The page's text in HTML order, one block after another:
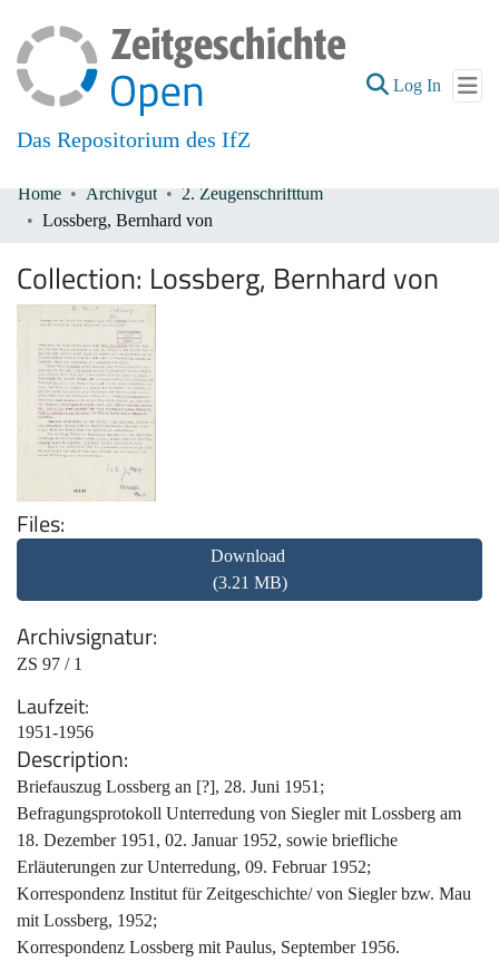
Das Repositorium des IfZ
Log In (current)
Communities & Collections
Home Archivgut
2. Zeugenschrifttum
Lossberg, Bernhard von
Collection: Lossberg, Bernhard von
Files
Download
(3.21 MB)
Archivsignatur
ZS 97 / 1
Laufzeit
1951-1956
Description
Briefauszug Lossberg an [?], 28. Juni 1951;
Befragungsprotokoll Unterredung von Siegler mit Lossberg am
18. Dezember 1951, 02. Januar 1952, sowie briefliche
Erläuterungen zur Unterredung, 09. Februar 1952;
Korrespondenz Institut für Zeitgeschichte/ von Siegler bzw. Mau
mit Lossberg, 1952;
Korrespondenz Lossberg mit Paulus, September 1956.